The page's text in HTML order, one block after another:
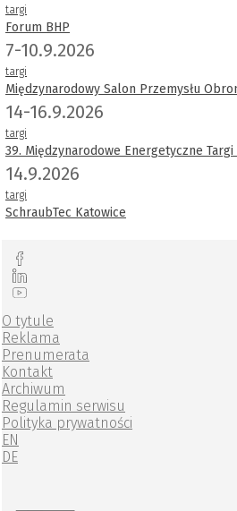
targi
Forum BHP
7-10.9.2026
targi
Międzynarodowy Salon Przemysłu
14-16.9.2026
targi
39. Międzynarodowe Energetyczne Targi
14.9.2026
targi
SchraubTec Katowice
O tytule
Reklama
Prenumerata
Kontakt
Archiwum
Regulamin serwisu
Polityka prywatności
EN
DE